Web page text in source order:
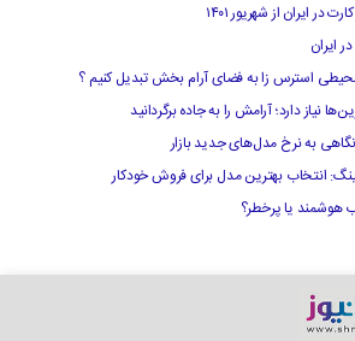
در ایران از شهریور ۱۴۰۱
ایران
استرس زا به فضای آرام بخش تبدیل کنیم ؟
نیاز دارد؛ آرامش را به جاده برگردانید
به نرخ مدل‌های جدید بازار
انتخاب بهترین مدل برای فروش خودکار
هوشمند یا پرخطر؟